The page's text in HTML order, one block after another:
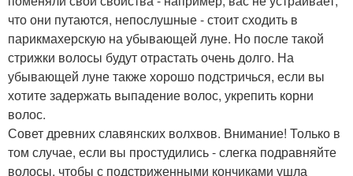
что они путаются, непослушные - стоит сходить в
парикмахерскую на убывающей луне. Но после такой
стрижки волосы будут отрастать очень долго. На
убывающей луне также хорошо подстричься, если вы
хотите задержать выпадение волос, укрепить корни
волос.
Совет древних славянских волхвов. Внимание! Только в
том случае, если вы простудились - слегка подравняйте
волосы, чтобы с подстриженными кончиками ушла